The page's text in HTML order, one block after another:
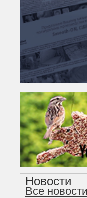
Новости
Все новости